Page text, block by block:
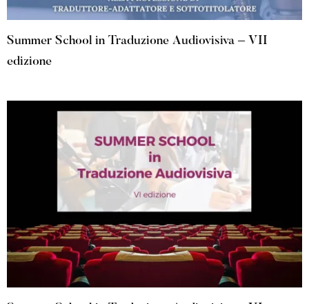
Summer School in Traduzione Audiovisiva – VII
edizione